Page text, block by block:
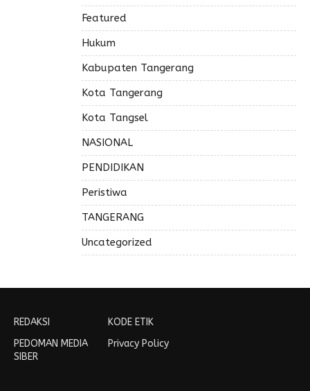
Featured
Hukum
Kabupaten Tangerang
Kota Tangerang
Kota Tangsel
NASIONAL
PENDIDIKAN
Peristiwa
TANGERANG
Uncategorized
REDAKSI
PEDOMAN MEDIA
SIBER
KODE ETIK
Privacy Policy